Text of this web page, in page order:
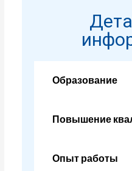
Образование
Повышение
Опыт работы